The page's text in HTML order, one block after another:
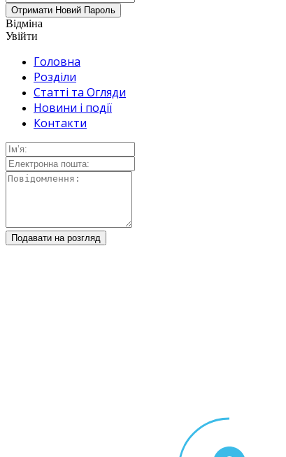
Відміна
Увійти
Головна
Розділи
Статті та Огляди
Новини і події
Контакти